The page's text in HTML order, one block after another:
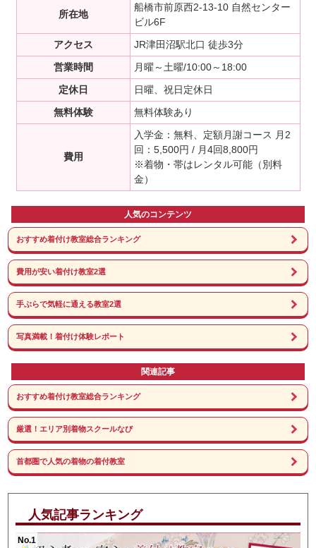
所在地
船橋市前原西2-13-10 自然センター
ビル6F
アクセス
JR津田沼駅北口 徒歩3分
営業時間
月曜～土曜/10:00～18:00
定休日
日曜、祝日定休日
無料体験
無料体験あり
費用
入学金：無料、定額月謝コース 月2
回：5,500円 / 月4回8,800円
※着物・帯はレンタル可能（別料
金）
人気のコンテンツ
おすすめ着付け教室総合ランキング
費用が安い着付け教室2選
手ぶらで気軽に通える教室2選
写真満載！着付け体験レポート
関連記事
おすすめ着付け教室総合ランキング
厳選！エリア別着物スクールなび
首都圏で人気の着物の着付教室
人気記事ランキング
No.1